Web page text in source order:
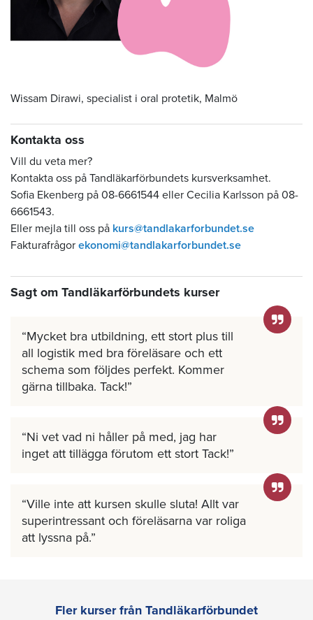
Wissam Dirawi, specialist i oral protetik, Malmö
Kontakta oss
Vill du veta mer?
Kontakta oss på Tandläkarförbundets kursverksamhet.
Sofia Ekenberg på 08-6661544 eller Cecilia Karlsson på 08-
6661543.
Eller mejla till oss på kurs@tandlakarforbundet.se
Fakturafrågor ekonomi@tandlakarforbundet.se
Sagt om Tandläkarförbundets kurser
Mycket bra utbildning, ett stort plus till
all logistik med bra föreläsare och ett
schema som följdes perfekt. Kommer
gärna tillbaka. Tack!
Ni vet vad ni håller på med, jag har
inget att tillägga förutom ett stort Tack!
Ville inte att kursen skulle sluta! Allt var
superintressant och föreläsarna var roliga
att lyssna på.
Fler kurser från Tandläkarförbundet